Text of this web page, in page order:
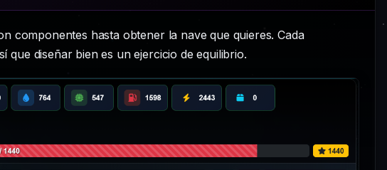
componentes hasta obtener la nave que quieres. Cada
diseñar bien es un ejercicio de equilibrio.